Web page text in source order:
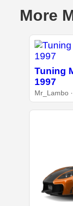
More
Tuning
1997
Mr_Lambo